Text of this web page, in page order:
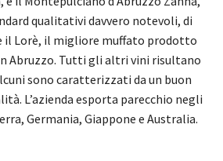
qualitativi davvero notevoli, di
il Lorè, il migliore muffato prodotto
Abruzzo. Tutti gli altri vini risultano
sono caratterizzati da un buon
L’azienda esporta parecchio negli
Germania, Giappone e Australia.